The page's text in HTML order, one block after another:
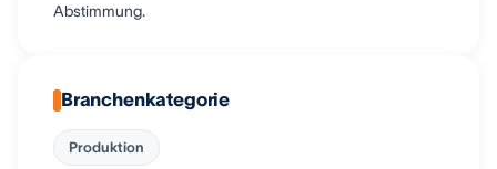
Abstimmung.
Branchenkategorie
Produktion